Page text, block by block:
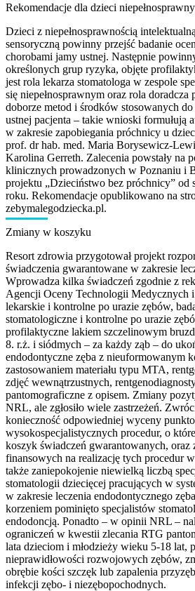
Rekomendacje dla dzieci
Dzieci z niepełnosprawnością
sensoryczną powinny przejść badanie
chorobami jamy ustnej. Następnie
określonych grup ryzyka, objęte
jest rola lekarza stomatologa w zespole
się niepełnosprawnym oraz rola doradcza
doborze metod i środków stosowanych
ustnej pacjenta – takie wnioski formułują
w zakresie zapobiegania próchnicy u
prof. dr hab. med. Maria Borysewicz-
Karolina Gerreth. Zalecenia powstały na
klinicznych prowadzonych w Poznaniu i
projektu „Dzieciństwo bez próchnicy” od
roku. Rekomendacje opublikowano na
zebymalegodziecka.pl.
Zmiany w koszyku
Resort zdrowia przygotował projekt
świadczenia gwarantowane w zakresie
Wprowadza kilka świadczeń zgodnie z
Agencji Oceny Technologii Medycznych
lekarskie i kontrolne po urazie zębów,
stomatologiczne i kontrolne po urazie
profilaktyczne lakiem szczelinowym
8. r.ż. i siódmych – za każdy ząb – do
endodontyczne zęba z nieuformowanym
zastosowaniem materiału typu MTA,
zdjęć wewnątrzustnych,
pantomograficzne z opisem. Zmiany
NRL, ale zgłosiło wiele zastrzeżeń.
konieczność odpowiedniej wyceny
wysokospecjalistycznych procedur, o
koszyk świadczeń gwarantowanych, oraz
finansowych na realizację tych procedur
także zaniepokojenie niewielką liczbą
stomatologii dziecięcej pracujących w
w zakresie leczenia endodontycznego
korzeniem pominięto specjalistów
endodoncją. Ponadto – w opinii NRL –
ograniczeń w kwestii zlecania RTG
lata dzieciom i młodzieży wieku 5-18 lat,
nieprawidłowości rozwojowych zębów,
obrębie kości szczęk lub zapalenia
infekcji zębo- i niezębopochodnych.